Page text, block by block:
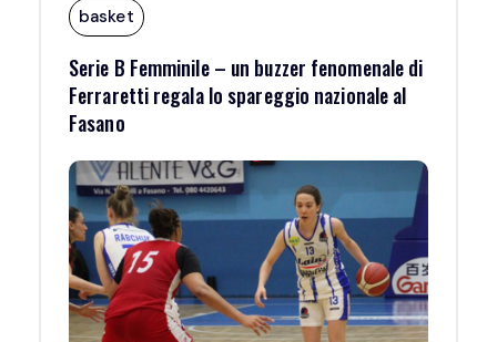
basket
Serie B Femminile – un buzzer fenomenale di
Ferraretti regala lo spareggio nazionale al
Fasano